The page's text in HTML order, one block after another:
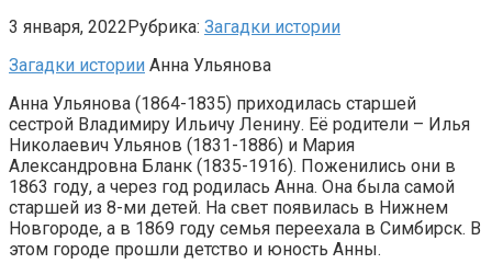
3 января, 2022Рубрика: Загадки истории
Загадки истории Анна Ульянова
Анна Ульянова (1864-1835) приходилась старшей
сестрой Владимиру Ильичу Ленину. Её родители – Илья
Николаевич Ульянов (1831-1886) и Мария
Александровна Бланк (1835-1916). Поженились они в
1863 году, а через год родилась Анна. Она была самой
старшей из 8-ми детей. На свет появилась в Нижнем
Новгороде, а в 1869 году семья переехала в Симбирск. В
этом городе прошли детство и юность Анны.